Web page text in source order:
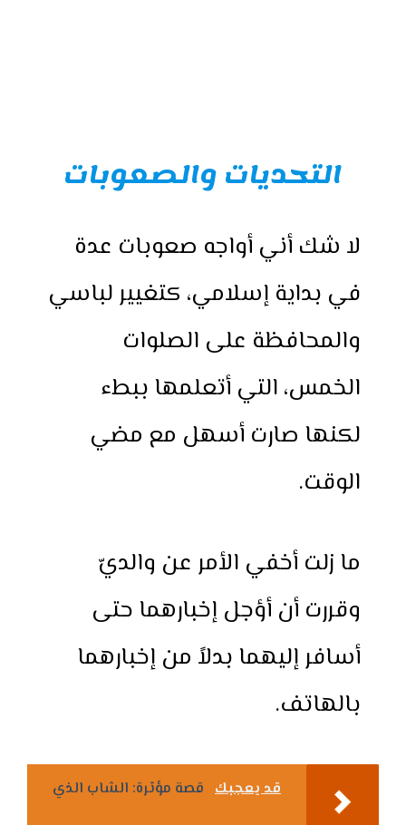
التحديات والصعوبات
لا شك أني أواجه صعوبات عدة
في بداية إسلامي، كتغيير لباسي
والمحافظة على الصلوات
الخمس، التي أتعلمها ببطء
لكنها صارت أسهل مع مضي
الوقت.
ما زلت أخفي الأمر عن والديّ
وقررت أن أؤجل إخبارهما حتى
أسافر إليهما بدلاً من إخبارهما
بالهاتف.
قد يعجبك قصة مؤثرة: الشاب الذي